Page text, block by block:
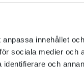
innehållet
sociala medier och
och
STATION